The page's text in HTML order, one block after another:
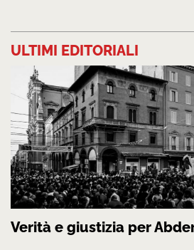
ULTIMI EDITORIALI
Verità e giustizia per